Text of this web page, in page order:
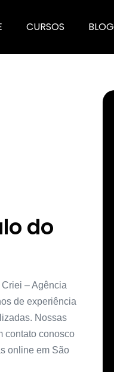
CURSOS BLOG
do
Criei – Agência
de experiência
Nossas
contato conosco
online em São